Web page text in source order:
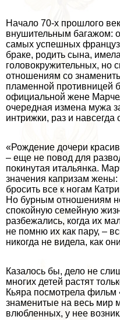
Начало 70-х прошлого
внушительным багажом:
самых успешных
бpaке, родить сына,
головокружительных, но
отношениям со
пламенной противницей
официальной жене
очередная измена мужа
интрижки, раз и навсегда
«Рождение дочери
– еще не повод для
покинутая итальянка.
значения капризам
бросить все к ногам
Но бурным отношениям
спокойную семейную
разбежались, когда их
не помню их как пару, –
никогда не видела, как
Казалось бы, дело не
многих детей растят
Кьяра посмотрела
знаменитые на весь мир
влюбленных, у нее